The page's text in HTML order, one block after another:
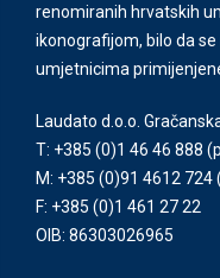
renomiranih hrvatskih
ikonografijom, bilo da
umjetnicima
Laudato d.o.o.
T: +385 (0)1 46 46 888
M: +385 (0)91 4612 724
F: +385 (0)1 461 27 22
OIB: 86303026965